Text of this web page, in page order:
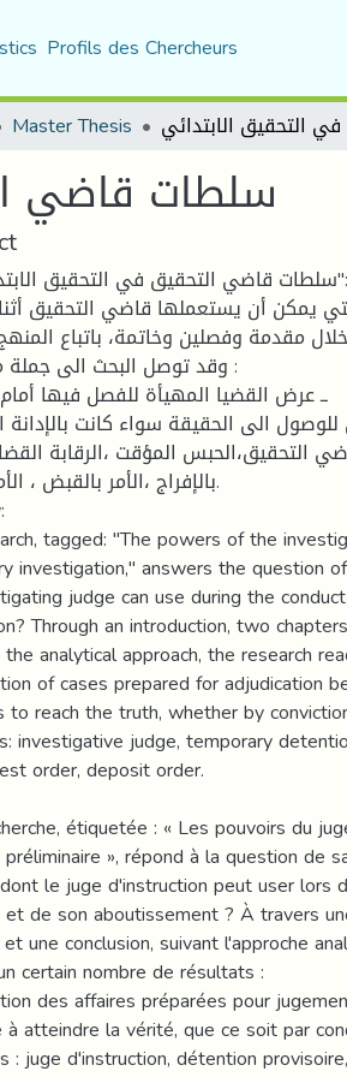
Profils des Chercheurs
Master Thesis
سلطات قاضي
قاضي التحقيق في التحقيق
يمكن أن يستعملها قاضي التحقيق
مقدمة وفصلين وخاتمة، باتباع
وقد توصل البحث الى جملة
ــ عرض القضيا المهيأة للفصل فيها
الى الحقيقة سواء كانت بالإدانة
التحقيق،الحبس المؤقت ،الرقابة
بالإفراج ،الأمر بالقبض ،
tagged: "The powers of the
investigation," answers the question
judge can use during the
Through an introduction, two
analytical approach, the research
of cases prepared for adjudication
to reach the truth, whether by
investigative judge, temporary
order, deposit order.
étiquetée : « Les pouvoirs du
», répond à la question de
le juge d'instruction peut user lors
de son aboutissement ? À travers
une conclusion, suivant l'approche
certain nombre de résultats :
des affaires préparées pour
à atteindre la vérité, que ce soit par
: juge d'instruction, détention